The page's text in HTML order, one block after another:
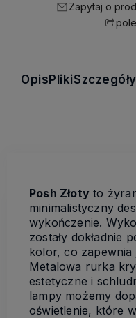
Zapytaj o
Opis PlikiSzczegóły
Posh Złoty to
minimalistyczny
wykończenie.
zostały dokładnie
kolor, co zapewnia
Metalowa rurka
estetyczne i
lampy możemy
oświetlenie, które